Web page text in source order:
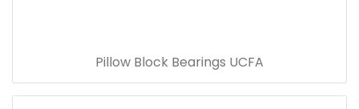
Pillow Block Bearings UCFA